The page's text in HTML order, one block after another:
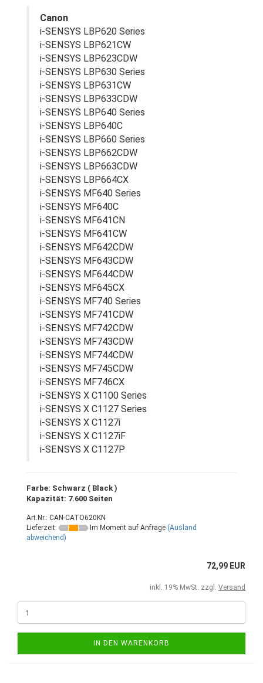
Canon
i-SENSYS LBP620 Series
i-SENSYS LBP621CW
i-SENSYS LBP623CDW
i-SENSYS LBP630 Series
i-SENSYS LBP631CW
i-SENSYS LBP633CDW
i-SENSYS LBP640 Series
i-SENSYS LBP640C
i-SENSYS LBP660 Series
i-SENSYS LBP662CDW
i-SENSYS LBP663CDW
i-SENSYS LBP664CX
i-SENSYS MF640 Series
i-SENSYS MF640C
i-SENSYS MF641CN
i-SENSYS MF641CW
i-SENSYS MF642CDW
i-SENSYS MF643CDW
i-SENSYS MF644CDW
i-SENSYS MF645CX
i-SENSYS MF740 Series
i-SENSYS MF741CDW
i-SENSYS MF742CDW
i-SENSYS MF743CDW
i-SENSYS MF744CDW
i-SENSYS MF745CDW
i-SENSYS MF746CX
i-SENSYS X C1100 Series
i-SENSYS X C1127 Series
i-SENSYS X C1127i
i-SENSYS X C1127iF
i-SENSYS X C1127P
Farbe: Schwarz ( Black )
Kapazität: 7.600 Seiten
Art.Nr.: CAN-CATO620KN
Lieferzeit:
Im Moment auf Anfrage (Ausland
abweichend)
72,99 EUR
inkl. 19% MwSt. zzgl. Versand
IN DEN WARENKORB